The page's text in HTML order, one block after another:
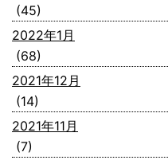
(45)
2022年1月
(68)
2021年12月
(14)
2021年11月
(7)